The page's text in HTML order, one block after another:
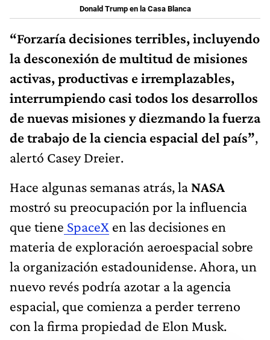
Donald Trump en la Casa Blanca
“Forzaría decisiones terribles, incluyendo
la desconexión de multitud de misiones
activas, productivas e irremplazables,
interrumpiendo casi todos los desarrollos
de nuevas misiones y diezmando la fuerza
de trabajo de la ciencia espacial del país”,
alertó Casey Dreier.
Hace algunas semanas atrás, la NASA
mostró su preocupación por la influencia
que tiene SpaceX en las decisiones en
materia de exploración aeroespacial sobre
la organización estadounidense. Ahora, un
nuevo revés podría azotar a la agencia
espacial, que comienza a perder terreno
con la firma propiedad de Elon Musk.